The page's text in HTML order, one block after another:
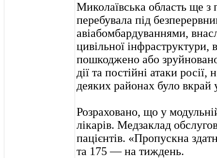
Миколаївська область ще з
перебувала під
авіабомбардуваннями,
цивільної інфраструктури,
пошкоджено або
дії та постійні атаки
деяких районах було вкрай
Розраховано, що у
лікарів. Медзаклад
пацієнтів. «Пропускна
та 175 — на тиждень.